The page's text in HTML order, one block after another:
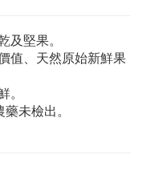
及堅果。
值、天然原始新鮮果
。
藥未檢出。